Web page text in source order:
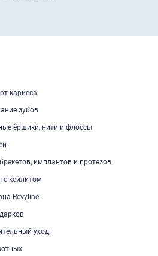
кариеса
зубов
ёршики, нити и флоссы
имплантов и протезов
с ксилитом
Revyline
уход